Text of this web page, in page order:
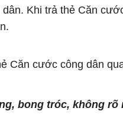
Khi trả thẻ Căn
Căn cước công dân
bong tróc, không rõ